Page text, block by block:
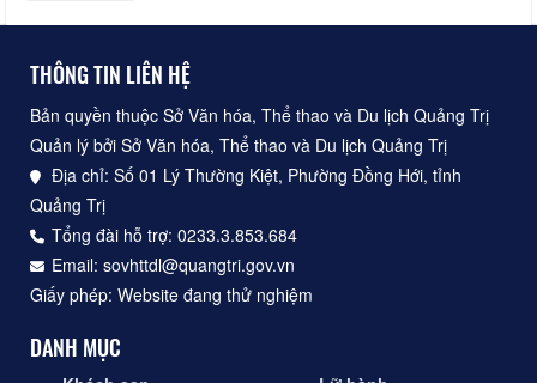
THÔNG TIN LIÊN HỆ
Bản quyền thuộc Sở Văn hóa, Thể thao và Du lịch Quảng Trị
Quản lý bởi Sở Văn hóa, Thể thao và Du lịch Quảng Trị
Địa chỉ: Số 01 Lý Thường Kiệt, Phường Đồng Hới, tỉnh
Quảng Trị
Tổng đài hỗ trợ: 0233.3.853.684
Email: sovhttdl@quangtri.gov.vn
Giấy phép: Website đang thử nghiệm
DANH MỤC